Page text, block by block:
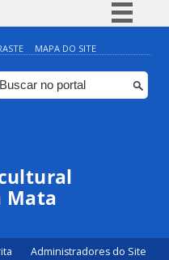
Simplifique!
Comunica BR
Participe
Canais
MAPA DO SITE
Mata
Administradores do Site